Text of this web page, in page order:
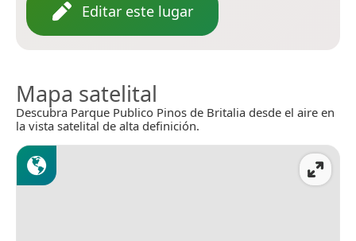
Editar este lugar
Mapa satelital
Descubra Parque Publico Pinos de Britalia desde el aire en
la vista satelital de alta definición.